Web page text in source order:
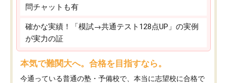
問チャットも有
確かな実績！「模試→共通テスト128点UP」の実例
が実力の証
本気で難関大へ。合格を目指すなら。
今通っている普通の塾・予備校で、本当に志望校に合格で